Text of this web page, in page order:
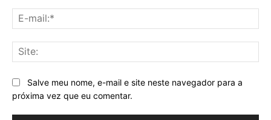
Salve meu nome, e-mail e site neste navegador para a
próxima vez que eu comentar.